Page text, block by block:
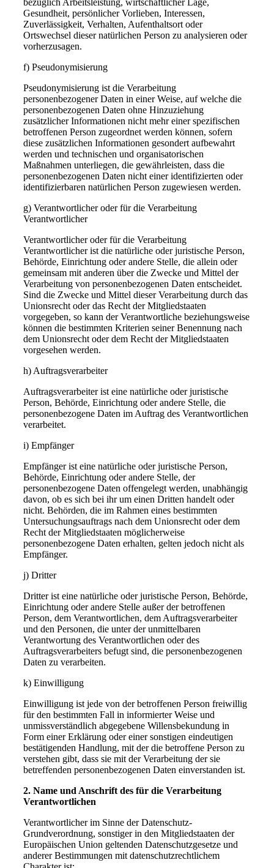
bezüglich Arbeitsleistung, wirtschaftlicher Lage,
Gesundheit, persönlicher Vorlieben, Interessen,
Zuverlässigkeit, Verhalten, Aufenthaltsort oder
Ortswechsel dieser natürlichen Person zu analysieren oder
vorherzusagen.
f) Pseudonymisierung
Pseudonymisierung ist die Verarbeitung
personenbezogener Daten in einer Weise, auf welche die
personenbezogenen Daten ohne Hinzuziehung
zusätzlicher Informationen nicht mehr einer spezifischen
betroffenen Person zugeordnet werden können, sofern
diese zusätzlichen Informationen gesondert aufbewahrt
werden und technischen und organisatorischen
Maßnahmen unterliegen, die gewährleisten, dass die
personenbezogenen Daten nicht einer identifizierten oder
identifizierbaren natürlichen Person zugewiesen werden.
g) Verantwortlicher oder für die Verarbeitung
Verantwortlicher
Verantwortlicher oder für die Verarbeitung
Verantwortlicher ist die natürliche oder juristische Person,
Behörde, Einrichtung oder andere Stelle, die allein oder
gemeinsam mit anderen über die Zwecke und Mittel der
Verarbeitung von personenbezogenen Daten entscheidet.
Sind die Zwecke und Mittel dieser Verarbeitung durch das
Unionsrecht oder das Recht der Mitgliedstaaten
vorgegeben, so kann der Verantwortliche beziehungsweise
können die bestimmten Kriterien seiner Benennung nach
dem Unionsrecht oder dem Recht der Mitgliedstaaten
vorgesehen werden.
h) Auftragsverarbeiter
Auftragsverarbeiter ist eine natürliche oder juristische
Person, Behörde, Einrichtung oder andere Stelle, die
personenbezogene Daten im Auftrag des Verantwortlichen
verarbeitet.
i) Empfänger
Empfänger ist eine natürliche oder juristische Person,
Behörde, Einrichtung oder andere Stelle, der
personenbezogene Daten offengelegt werden, unabhängig
davon, ob es sich bei ihr um einen Dritten handelt oder
nicht. Behörden, die im Rahmen eines bestimmten
Untersuchungsauftrags nach dem Unionsrecht oder dem
Recht der Mitgliedstaaten möglicherweise
personenbezogene Daten erhalten, gelten jedoch nicht als
Empfänger.
j) Dritter
Dritter ist eine natürliche oder juristische Person, Behörde,
Einrichtung oder andere Stelle außer der betroffenen
Person, dem Verantwortlichen, dem Auftragsverarbeiter
und den Personen, die unter der unmittelbaren
Verantwortung des Verantwortlichen oder des
Auftragsverarbeiters befugt sind, die personenbezogenen
Daten zu verarbeiten.
k) Einwilligung
Einwilligung ist jede von der betroffenen Person freiwillig
für den bestimmten Fall in informierter Weise und
unmissverständlich abgegebene Willensbekundung in
Form einer Erklärung oder einer sonstigen eindeutigen
bestätigenden Handlung, mit der die betroffene Person zu
verstehen gibt, dass sie mit der Verarbeitung der sie
betreffenden personenbezogenen Daten einverstanden ist.
2. Name und Anschrift des für die Verarbeitung
Verantwortlichen
Verantwortlicher im Sinne der Datenschutz-
Grundverordnung, sonstiger in den Mitgliedstaaten der
Europäischen Union geltenden Datenschutzgesetze und
anderer Bestimmungen mit datenschutzrechtlichem